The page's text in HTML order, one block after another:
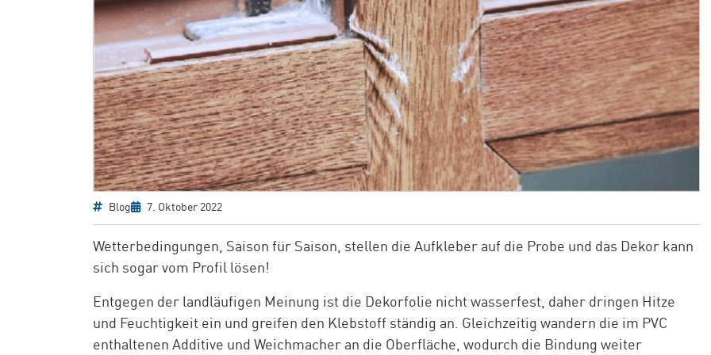
Blog 7. Oktober 2022
Wetterbedingungen, Saison für Saison, stellen die Aufkleber auf die Probe und das Dekor kann
sich sogar vom Profil lösen!
Entgegen der landläufigen Meinung ist die Dekorfolie nicht wasserfest, daher dringen Hitze
und Feuchtigkeit ein und greifen den Klebstoff ständig an. Gleichzeitig wandern die im PVC
enthaltenen Additive und Weichmacher an die Oberfläche, wodurch die Bindung weiter